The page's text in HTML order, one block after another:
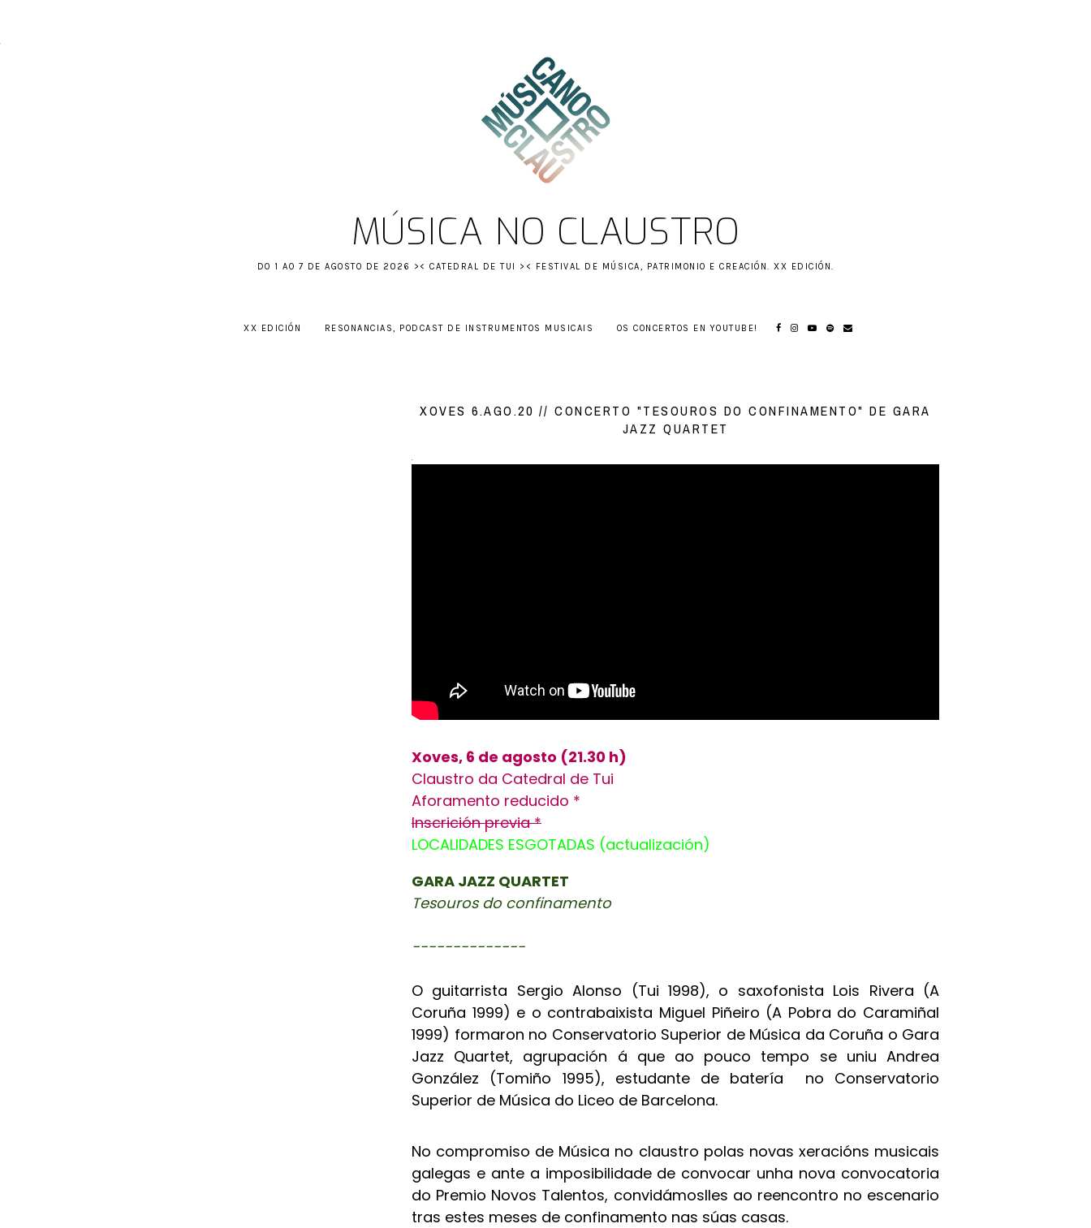
MÚSICA NO CLAUSTRO
DO 1 AO 7 DE AGOSTO DE 2026 >< CATEDRAL DE TUI >< FESTIVAL DE MÚSICA, PATRIMONIO E CREACIÓN. XX EDICIÓN.
XX EDICIÓN RESONANCIAS, PODCAST DE INSTRUMENTOS MUSICAIS OS CONCERTOS EN YOUTUBE!
XOVES 6.AGO.20 // CONCERTO "TESOUROS DO CONFINAMENTO" DE GARA
JAZZ QUARTET
Xoves, 6 de agosto (21.30 h)
Claustro da Catedral de Tui
Aforamento reducido *
Inscrición previa *
LOCALIDADES ESGOTADAS (actualización)
GARA JAZZ QUARTET
Tesouros do confinamento
--------------
O guitarrista Sergio Alonso (Tui 1998), o saxofonista Lois Rivera (A
Coruña 1999) e o contrabaixista Miguel Piñeiro (A Pobra do Caramiñal
1999) formaron no Conservatorio Superior de Música da Coruña o Gara
Jazz Quartet, agrupación á que ao pouco tempo se uniu Andrea
González (Tomiño 1995), estudante de batería no Conservatorio
Superior de Música do Liceo de Barcelona.
No compromiso de Música no claustro polas novas xeracións musicais
galegas e ante a imposibilidade de convocar unha nova convocatoria
do Premio Novos Talentos, convidámoslles ao reencontro no escenario
tras estes meses de confinamento nas súas casas.